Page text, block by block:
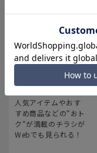
最新のお買い得情報
人気アイテムやおす
すめ商品などの“おト
ク“が満載のチラシが
Webでも見られる！